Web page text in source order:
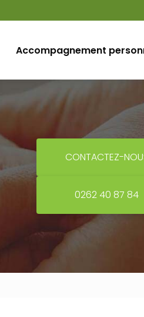
Accompagnement
CONTACTEZ-
0262 40 87 84